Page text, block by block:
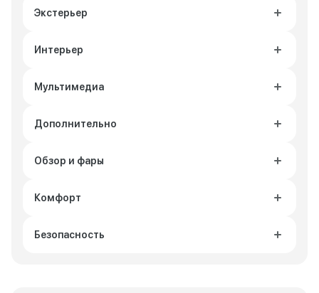
Экстерьер
Интерьер
Мультимедиа
Дополнительно
Обзор и фары
Комфорт
Безопасность